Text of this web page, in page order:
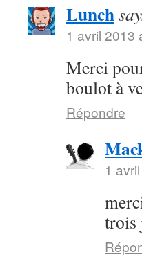
Lunch
1 avril 2013
Merci
boulot à
Répondre
1
trois